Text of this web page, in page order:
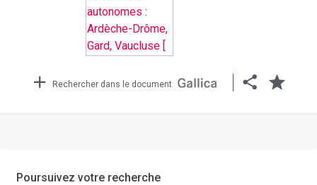
Rechercher dans le document
Poursuivez votre recherche